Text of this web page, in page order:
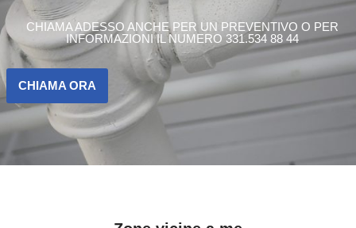
CHIAMA ADESSO ANCHE PER UN PREVENTIVO O PER
INFORMAZIONI IL NUMERO 331.534 88 44
CHIAMA ORA